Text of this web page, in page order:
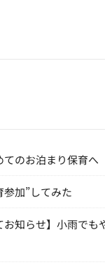
のお泊まり保育へ
参加”してみた
お知らせ】小雨でも